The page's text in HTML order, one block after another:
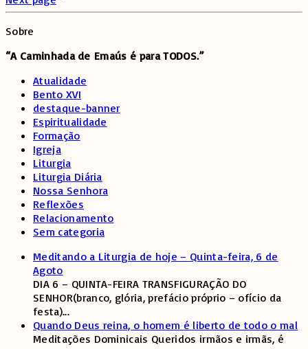
Sobre
“A Caminhada de Emaús é para TODOS.”
Atualidade
Bento XVI
destaque-banner
Espiritualidade
Formação
Igreja
Liturgia
Liturgia Diária
Nossa Senhora
Reflexões
Relacionamento
Sem categoria
Meditando a Liturgia de hoje – Quinta-feira, 6 de
Agoto
DIA 6 – QUINTA-FEIRA TRANSFIGURAÇÃO DO
SENHOR(branco, glória, prefácio próprio – ofício da
festa)...
Quando Deus reina, o homem é liberto de todo o mal
Meditações Dominicais Queridos irmãos e irmãs, é